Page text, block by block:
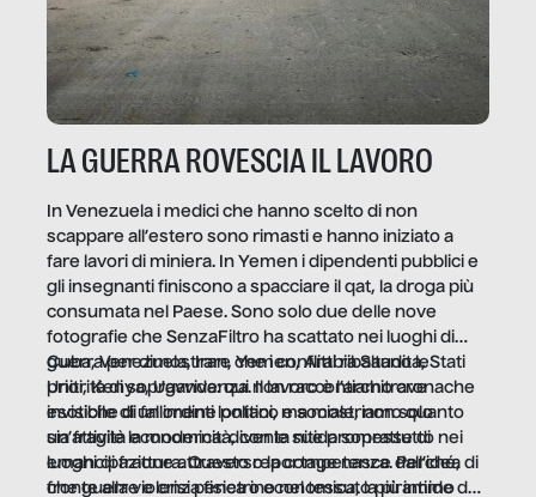
LA GUERRA ROVESCIA IL LAVORO
In Venezuela i medici che hanno scelto di non
scappare all’estero sono rimasti e hanno iniziato a
fare lavori di miniera. In Yemen i dipendenti pubblici e
gli insegnanti finiscono a spacciare il qat, la droga più
consumata nel Paese. Sono solo due delle nove
fotografie che SenzaFiltro ha scattato nei luoghi di
guerra per dimostrare che i conflitti ribaltano le
priorità di sopravvivenza. Il lavoro è l’architrave
invisibile di un ordine politico e sociale, non solo
un’attività economica: diventa nitida soprattutto nei
luoghi di frattura. Questo reportage nasce dall’idea
che guerre e crisi penetrino nel tessuto più intimo
Cuba, Venezuela, Iran, Yemen, Arabia Saudita, Stati
Uniti, Kenya, Uganda: qui non raccontiamo cronache
esotiche di fallimenti lontani, ma mostriamo quanto
sia fragile la modernità, con le sue promesse di
emancipazione attraverso la competenza. Perché, di
fronte alla violenza fisica o economica, la piramide del